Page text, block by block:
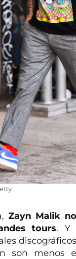
Zayn Malik
tours. Y
son menos